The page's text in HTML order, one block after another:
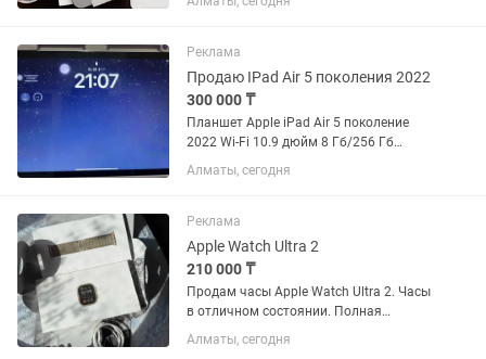
пломбами ! Отличие от обычного 15
от Айфон Хр. Внешнее...
Реклама
Продаю IPad Air 5 поколения 2022
300 000 ₸
Планшет Apple iPad Air 5 поколение
2022 Wi-Fi 10.9 дюйм 8 Гб/256 Гб
розовый Состояние отличное, без
царапин. Аккумулятор держит 100%. В
работает на 100%. Полный...
Алматы, сегодня
Реклама
Apple Watch Ultra 2
210 000 ₸
Продам часы Apple Watch Ultra 2. Часы
в отличном состоянии. Полная
комплектация. Ремешок родной и
силиконовый в подарок. Реальному
Алматы, сегодня